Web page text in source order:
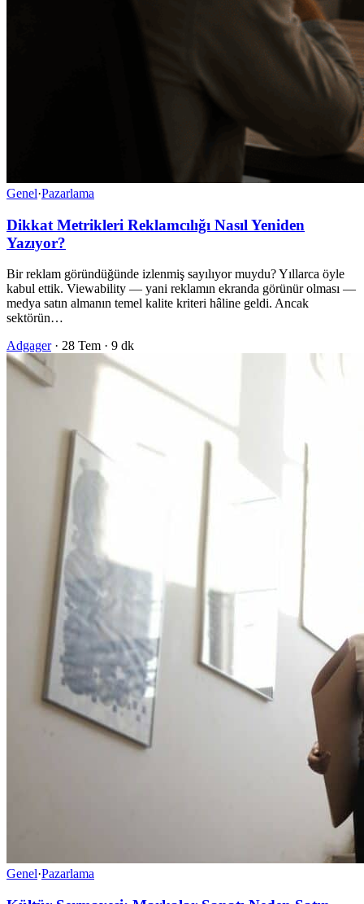
Genel·Pazarlama
Dikkat Metrikleri Reklamcılığı Nasıl Yeniden
Yazıyor?
Bir reklam göründüğünde izlenmiş sayılıyor muydu? Yıllarca öyle
kabul ettik. Viewability — yani reklamın ekranda görünür olması —
medya satın almanın temel kalite kriteri hâline geldi. Ancak
sektörün…
Adgager · 28 Tem · 9 dk
Genel·Pazarlama